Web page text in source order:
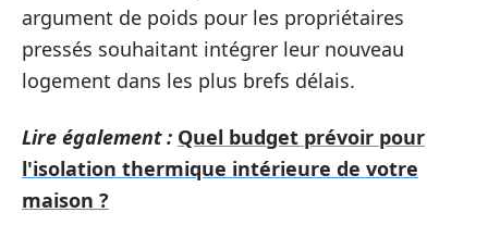
argument de poids pour les propriétaires
pressés souhaitant intégrer leur nouveau
logement dans les plus brefs délais.
Lire également : Quel budget prévoir pour
l'isolation thermique intérieure de votre
maison ?